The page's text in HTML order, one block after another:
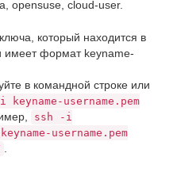
opensuse, cloud-user.
который находится в
имеет формат keyname-
в командной строке или
username.pem
ssh -i
username.pem